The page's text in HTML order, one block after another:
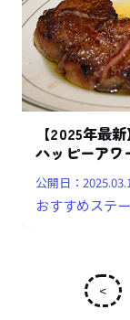
【2025年最
ハッピーアワ
公開日：
おすすめステ
<